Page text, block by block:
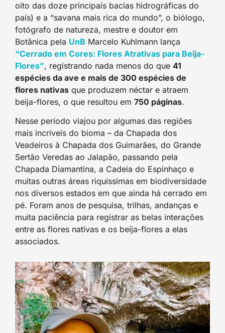
oito das doze principais bacias hidrográficas do
país) e a “savana mais rica do mundo”, o biólogo,
fotógrafo de natureza, mestre e doutor em
Botânica pela UnB Marcelo Kuhlmann lança
“Cerrado em Cores: Flores Atrativas para Beija-
Flores”, registrando nada menos do que 41
espécies da ave e mais de 300 espécies de
flores nativas que produzem néctar e atraem
beija-flores, o que resultou em 750 páginas.
Nesse período viajou por algumas das regiões
mais incríveis do bioma – da Chapada dos
Veadeiros à Chapada dos Guimarães, do Grande
Sertão Veredas ao Jalapão, passando pela
Chapada Diamantina, a Cadeia do Espinhaço e
muitas outras áreas riquíssimas em biodiversidade
nos diversos estados em que ainda há cerrado em
pé. Foram anos de pesquisa, trilhas, andanças e
muita paciência para registrar as belas interações
entre as flores nativas e os beija-flores a elas
associados.